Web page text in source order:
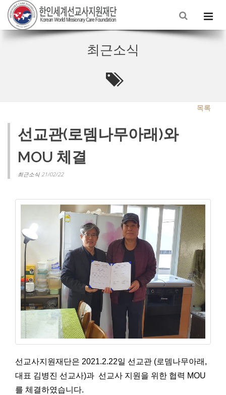
최근소식
목록
선교관(로뎀나무아래)와
MOU 체결
최근소식 21/02/22
선교사지원재단은 2021.2.22일 선교관 (로뎀나무아래,
대표 김병진 선교사)과  선교사 지원을 위한 협력 MOU
를 체결하였습니다.